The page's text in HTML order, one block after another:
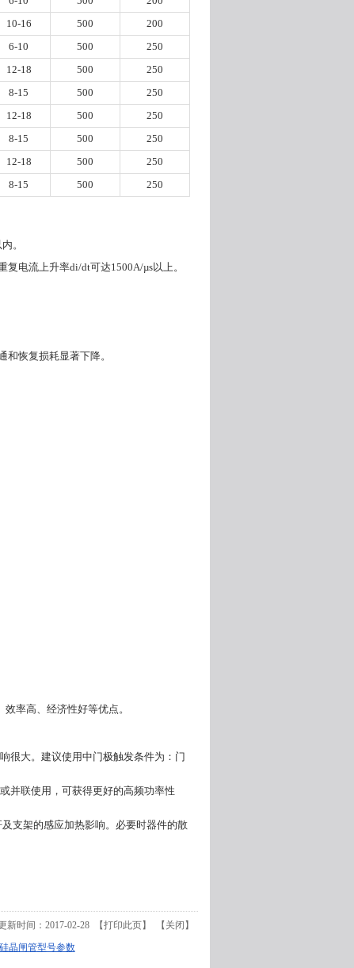
10-16 500
200
6-10 500
250
12-18 500
250
8-15 500
250
12-18 500
250
8-15 500
250
12-18 500
250
8-15 500 250
。
复电流上升率di/dt可达1500A/µs以上。
和恢复损耗显著下降。
率高、经济性好等优点。
很大。建议使用中门极触发条件为：门
并联使用，可获得更好的高频功率性
支架的感应加热影响。必要时器件的散
新时间：2017-02-28 【打印此页】 【关闭】
晶闸管型号参数